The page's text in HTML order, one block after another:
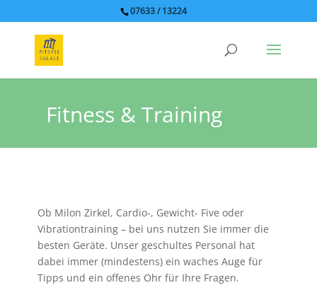
07633 / 13224
Fitness & Training
Ob Milon Zirkel, Cardio-, Gewicht- Five oder
Vibrationtraining – bei uns nutzen Sie immer die
besten Geräte. Unser geschultes Personal hat
dabei immer (mindestens) ein waches Auge für
Tipps und ein offenes Ohr für Ihre Fragen.